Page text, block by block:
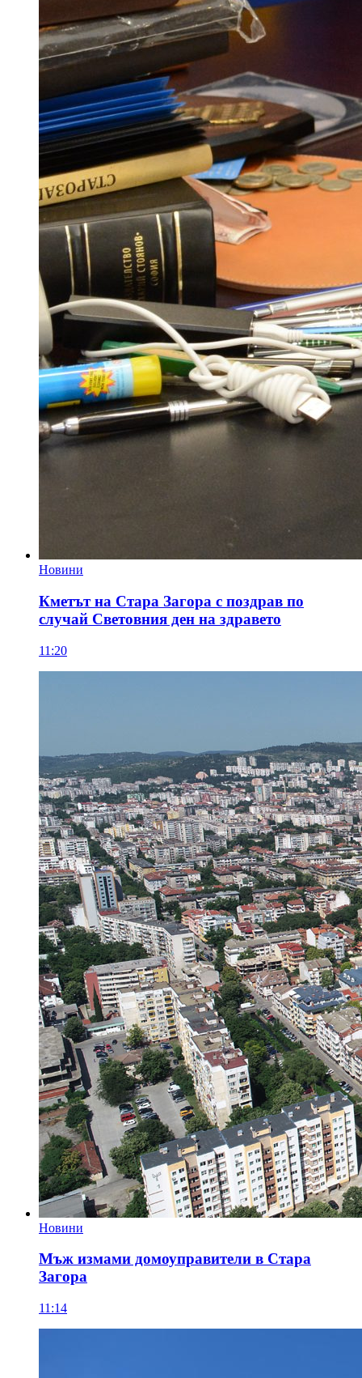
Новини
Кметът на Стара Загора с поздрав по
случай Световния ден на здравето
11:20
Новини
Мъж измами домоуправители в Стара
Загора
11:14